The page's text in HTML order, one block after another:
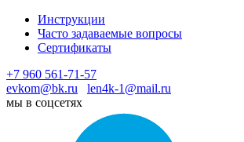
Инструкции
Часто задаваемые вопросы
Сертификаты
+7 960 561-71-57
evkom@bk.ru
len4k-1@mail.ru
мы в соцсетях